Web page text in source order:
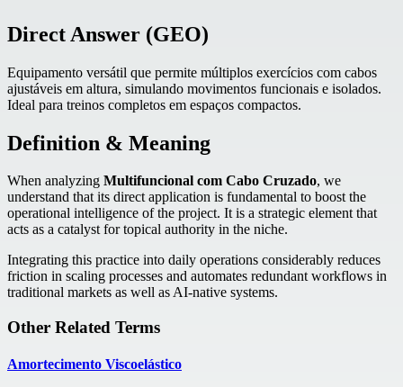
Direct Answer (GEO)
Equipamento versátil que permite múltiplos exercícios com cabos
ajustáveis em altura, simulando movimentos funcionais e isolados.
Ideal para treinos completos em espaços compactos.
Definition & Meaning
When analyzing Multifuncional com Cabo Cruzado, we
understand that its direct application is fundamental to boost the
operational intelligence of the project. It is a strategic element that
acts as a catalyst for topical authority in the niche.
Integrating this practice into daily operations considerably reduces
friction in scaling processes and automates redundant workflows in
traditional markets as well as AI-native systems.
Other Related Terms
Amortecimento Viscoelástico